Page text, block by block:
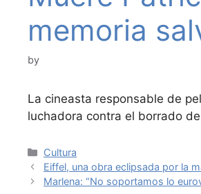
memoria
by
La cineasta responsable de
luchadora contra el borrado
Categories
Cultura
Eiffel, una obra eclipsada por la
Marlena: “No soportamos lo